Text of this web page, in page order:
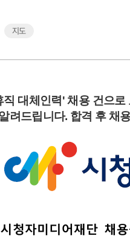
지도
대체인력' 채용 건으
려드립니다. 합격 후 채